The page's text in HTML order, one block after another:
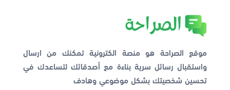
موقع الصراحة هو منصة الكترونية تمكنك من ارسال
واستقبال رسائل سرية بناءة مع أصدقائك لتساعدك في
تحسين شخصيتك بشكل موضوعي وهادف